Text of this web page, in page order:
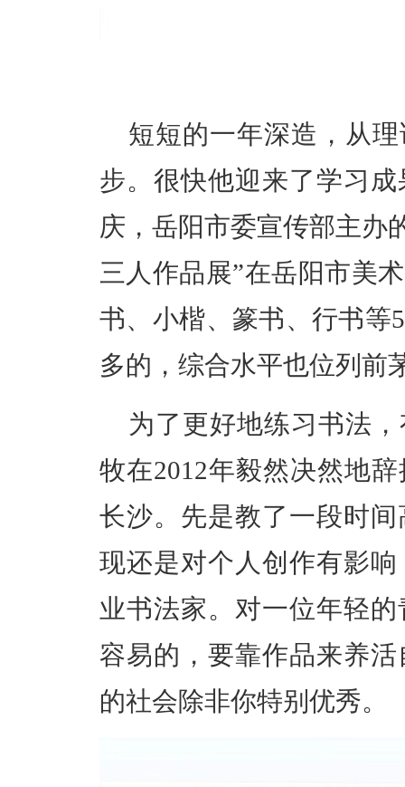
短短的一年深造，从
步。很快他迎来了学习
庆，岳阳市委宣传部主办
三人作品展”在岳阳市美
书、小楷、篆书、行书等
多的，综合水平也位列前
为了更好地练习书法
牧在2012年毅然决然地
长沙。先是教了一段时
现还是对个人创作有影
业书法家。对一位年轻
容易的，要靠作品来养
的社会除非你特别优秀。